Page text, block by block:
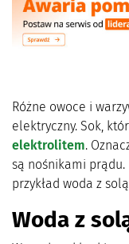
Różne owoce i
elektryczny. Sok,
elektrolitem.
są nośnikami prądu.
przykład woda z
Woda z